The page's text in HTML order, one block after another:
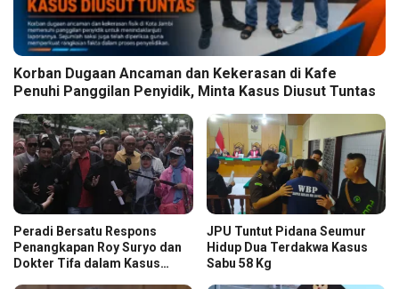
Korban Dugaan Ancaman dan Kekerasan di Kafe
Penuhi Panggilan Penyidik, Minta Kasus Diusut Tuntas
Peradi Bersatu Respons
Penangkapan Roy Suryo dan
Dokter Tifa dalam Kasus
JPU Tuntut Pidana Seumur
Hidup Dua Terdakwa Kasus
Sabu 58 Kg